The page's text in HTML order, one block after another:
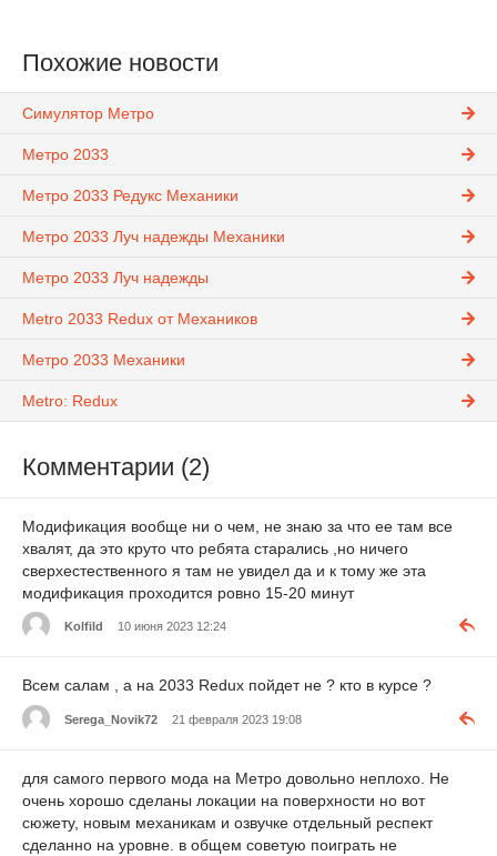
Похожие новости
Симулятор Метро
Метро 2033
Метро 2033 Редукс Механики
Метро 2033 Луч надежды Механики
Метро 2033 Луч надежды
Metro 2033 Redux от Механиков
Метро 2033 Механики
Metro: Redux
Комментарии (2)
Модификация вообще ни о чем, не знаю за что ее там все
хвалят, да это круто что ребята старались ,но ничего
сверхестественного я там не увидел да и к тому же эта
модификация проходится ровно 15-20 минут
Kolfild 10 июня 2023 12:24
Всем салам , а на 2033 Redux пойдет не ? кто в курсе ?
Serega_Novik72 21 февраля 2023 19:08
для самого первого мода на Метро довольно неплохо. Не
очень хорошо сделаны локации на поверхности но вот
сюжету, новым механикам и озвучке отдельный респект
сделанно на уровне. в общем советую поиграть не